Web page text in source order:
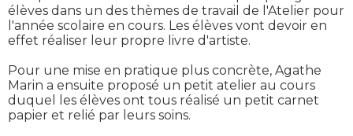
élèves dans un des thèmes de travail de l'Atelier pour
l'année scolaire en cours. Les élèves vont devoir en
effet réaliser leur propre livre d'artiste.
Pour une mise en pratique plus concrète, Agathe
Marin a ensuite proposé un petit atelier au cours
duquel les élèves ont tous réalisé un petit carnet
papier et relié par leurs soins.